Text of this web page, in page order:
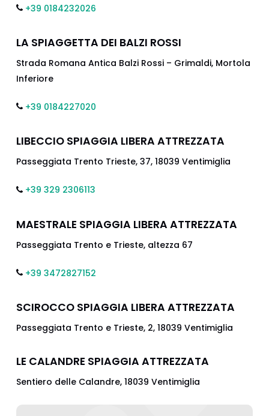
+39 0184232026
LA SPIAGGETTA DEI BALZI ROSSI
Strada Romana Antica Balzi Rossi – Grimaldi, Mortola
Inferiore
+39 0184227020
LIBECCIO SPIAGGIA LIBERA ATTREZZATA
Passeggiata Trento Trieste, 37, 18039 Ventimiglia
+39 329 2306113
MAESTRALE SPIAGGIA LIBERA ATTREZZATA
Passeggiata Trento e Trieste, altezza 67
+39 3472827152
SCIROCCO SPIAGGIA LIBERA ATTREZZATA
Passeggiata Trento e Trieste, 2, 18039 Ventimiglia
LE CALANDRE SPIAGGIA ATTREZZATA
Sentiero delle Calandre, 18039 Ventimiglia